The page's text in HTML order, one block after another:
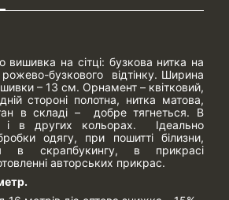
на сітці: бузкова нитка на
рожево-бузкового відтінку. Ширина
– 13 см. Орнамент – квітковий,
стороні полотна, нитка матова,
в складі – добре тягнеться. В
і в других кольорах. Ідеально
одягу, при пошитті білизни,
в скрапбукингу, в прикрасі
авторських прикрас.